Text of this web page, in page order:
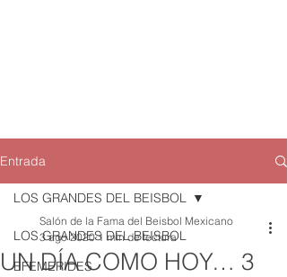
Entrada
LOS GRANDES DEL BEISBOL
EFEMERIDES
LOS GRANDES DEL BEISBOL
UN DÍA COMO HOY… 3
Salón de la Fama del Beisbol Mexicano
3 ago 2020 1 min de lectura